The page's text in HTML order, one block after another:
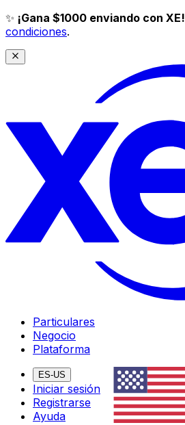
✨ ¡Gana $1000 enviando con XE!
condiciones.
Particulares
Negocio
Plataforma
ES-US
Iniciar sesión
Registrarse
Ayuda